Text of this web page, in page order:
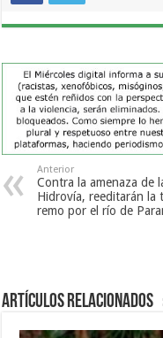
Anterior
Contra la amenaza de
Hidrovía, reeditarán la
remo por el río de
Artículos Relacionados